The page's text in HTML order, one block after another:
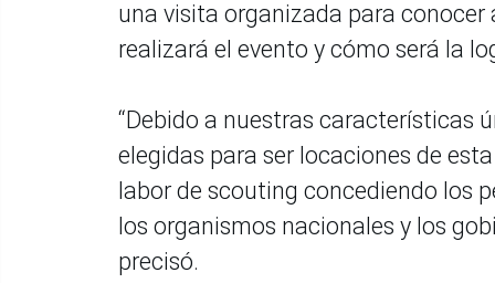
una visita organizada para
realizará el evento y cómo será la
“Debido a nuestras características
elegidas para ser locaciones de
labor de scouting concediendo los
los organismos nacionales y los
precisó.